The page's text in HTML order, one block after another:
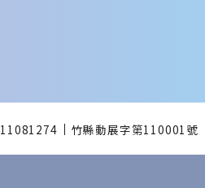
11081274 竹縣動展字第110001號